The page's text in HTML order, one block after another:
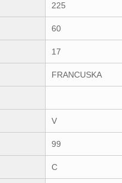
225
60
17
FRANCUSKA
V
99
C